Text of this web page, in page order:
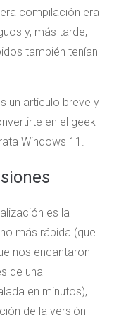
compilación era
y, más tarde,
también tenían
un artículo breve y
en el geek
Windows 11.
es la
más rápida (que
nos encantaron
de una
en minutos),
de la versión